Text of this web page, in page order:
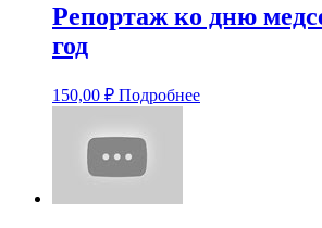
Репортаж ко дню
год
150,00 ₽ Подробнее